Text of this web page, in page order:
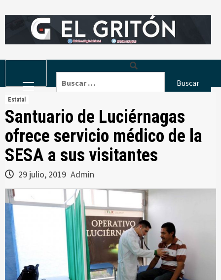
to
Menu
Estatal
Santuario de Luciérnagas
ofrece servicio médico de la
SESA a sus visitantes
29 julio, 2019 Admin